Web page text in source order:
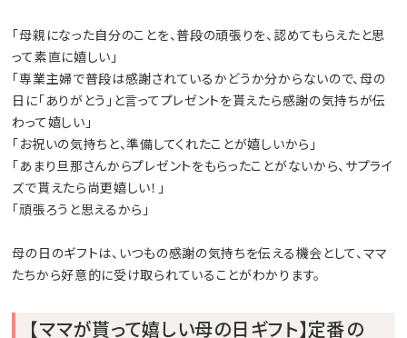
「母親になった自分のことを、普段の頑張りを、認めてもらえたと思
って素直に嬉しい」
「専業主婦で普段は感謝されているかどうか分からないので、母の
日に「ありがとう」と言ってプレゼントを貰えたら感謝の気持ちが伝
わって嬉しい」
「お祝いの気持ちと、準備してくれたことが嬉しいから」
「あまり旦那さんからプレゼントをもらったことがないから、サプライ
ズで貰えたら尚更嬉しい！」
「頑張ろうと思えるから」
母の日のギフトは、いつもの感謝の気持ちを伝える機会として、ママ
たちから好意的に受け取られていることがわかります。
【ママが貰って嬉しい母の日ギフト】定番の